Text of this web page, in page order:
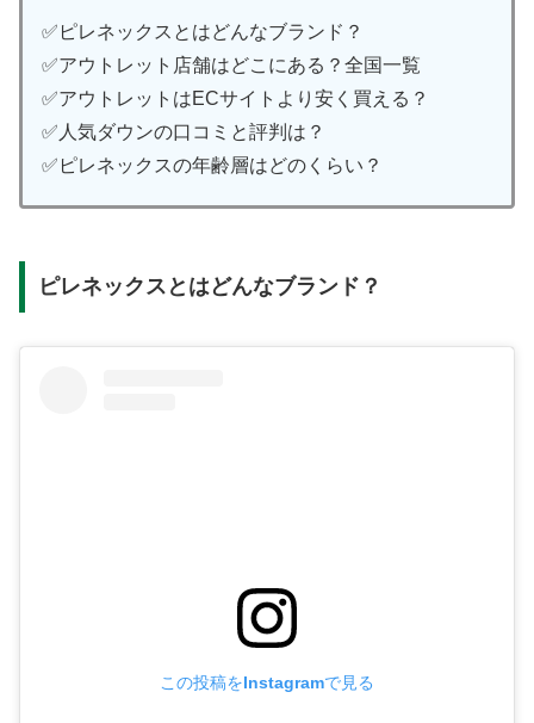
✅ピレネックスとはどんなブランド？
✅アウトレット店舗はどこにある？全国一覧
✅アウトレットはECサイトより安く買える？
✅人気ダウンの口コミと評判は？
✅ピレネックスの年齢層はどのくらい？
ピレネックスとはどんなブランド？
この投稿をInstagramで見る